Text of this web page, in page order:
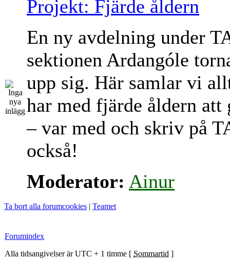
Projekt: Fjärde åldern
En ny avdelning under
sektionen Ardangóle
upp sig. Här samlar vi
har med fjärde åldern att
– var med och skriv på
också!
Moderator: Ainur
Ta bort alla forumcookies | Teamet
Forumindex
Alla tidsangivelser är UTC + 1 timme [ Sommartid ]